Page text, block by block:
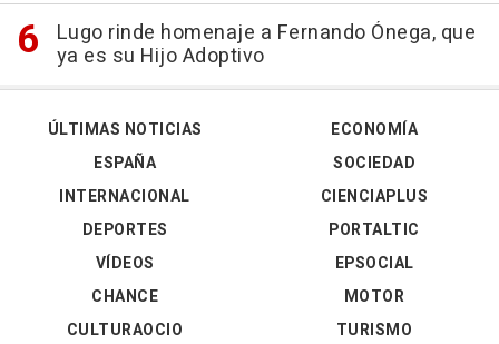
Lugo rinde homenaje a Fernando Ónega, que
ya es su Hijo Adoptivo
ÚLTIMAS NOTICIAS
ESPAÑA
INTERNACIONAL
DEPORTES
VÍDEOS
ECONOMÍA
SOCIEDAD
CIENCIAPLUS
PORTALTIC
EPSOCIAL
CHANCE
CULTURAOCIO
MOTOR
TURISMO